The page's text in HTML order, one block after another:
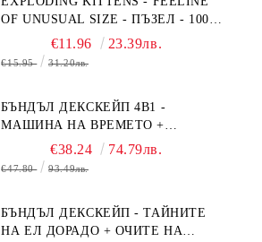
OF UNUSUAL SIZE - ПЪЗЕЛ - 1000
ЧАСТИ - ПРЕОЦЕНЕН - СРЕДНА
ПОВРЕДА НА КУТИЯТА
€11.96 23.39лв.
€15.95 31.20лв.
БЪНДЪЛ ДЕКСКЕЙП 4В1 -
МАШИНА НА ВРЕМЕТО +
БЯГСТВО ОТ АЛКАТРАЗ +
ТАЙНИТЕ НА ЕЛ ДОРАДО +
€38.24 74.79лв.
€47.80 93.49лв.
БЪНДЪЛ ДЕКСКЕЙП - ТАЙНИТЕ
НА ЕЛ ДОРАДО + ОЧИТЕ НА